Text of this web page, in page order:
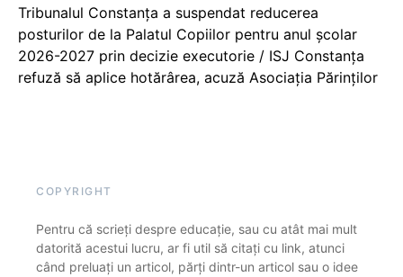
Tribunalul Constanța a suspendat reducerea
posturilor de la Palatul Copiilor pentru anul școlar
2026-2027 prin decizie executorie / ISJ Constanța
refuză să aplice hotărârea, acuză Asociația Părinților
COPYRIGHT
Pentru că scrieți despre educație, sau cu atât mai mult
datorită acestui lucru, ar fi util să citați cu link, atunci
când preluați un articol, părți dintr-un articol sau o idee